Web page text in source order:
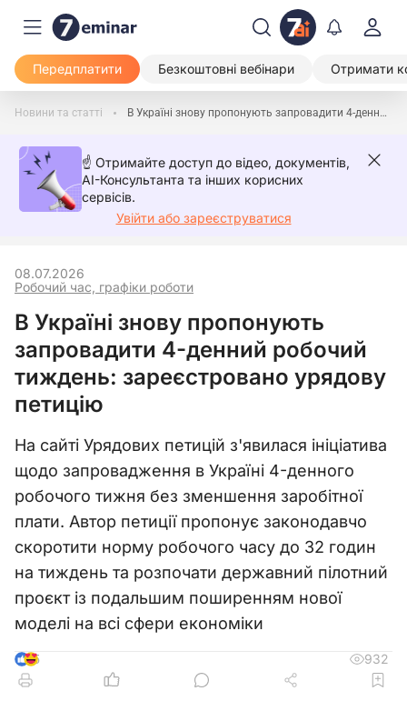
Передплатити Безкоштовні вебінари Отримати
Новини та статті В Україні знову пропонують запровадити 4-денний робочий тиждень: зареєстровано урядову петицію
☝️ Отримайте доступ до відео, документів,
AI-Консультанта та інших корисних
сервісів.
Увійти або зареєструватися
Робочий час, графіки роботи
08.07.2026
В Україні знову пропонують
запровадити 4-денний робочий
тиждень: зареєстровано урядову
петицію
На сайті Урядових петицій з'явилася ініціатива
щодо запровадження в Україні 4-денного
робочого тижня без зменшення заробітної
плати. Автор петиції пропонує законодавчо
скоротити норму робочого часу до 32 годин
на тиждень та розпочати державний пілотний
проєкт із подальшим поширенням нової
моделі на всі сфери економіки
5 932